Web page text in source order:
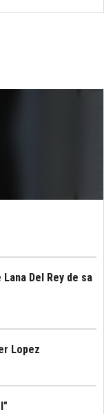
Del Rey de sa
Lopez